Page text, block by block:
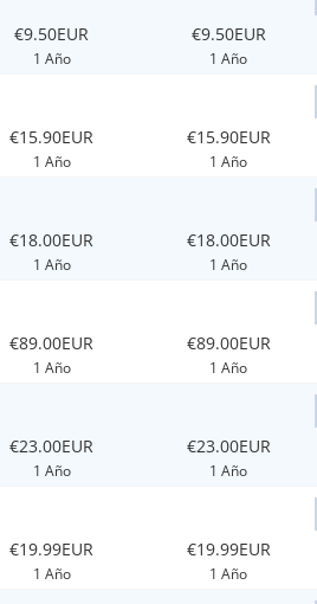
€9.50EUR
1 Año
€9.50EUR
1 Año
€15.90EUR
1 Año
€15.90EUR
1 Año
€18.00EUR
1 Año
€18.00EUR
1 Año
€89.00EUR
1 Año
€89.00EUR
1 Año
€23.00EUR
1 Año
€23.00EUR
1 Año
€19.99EUR
1 Año
€19.99EUR
1 Año